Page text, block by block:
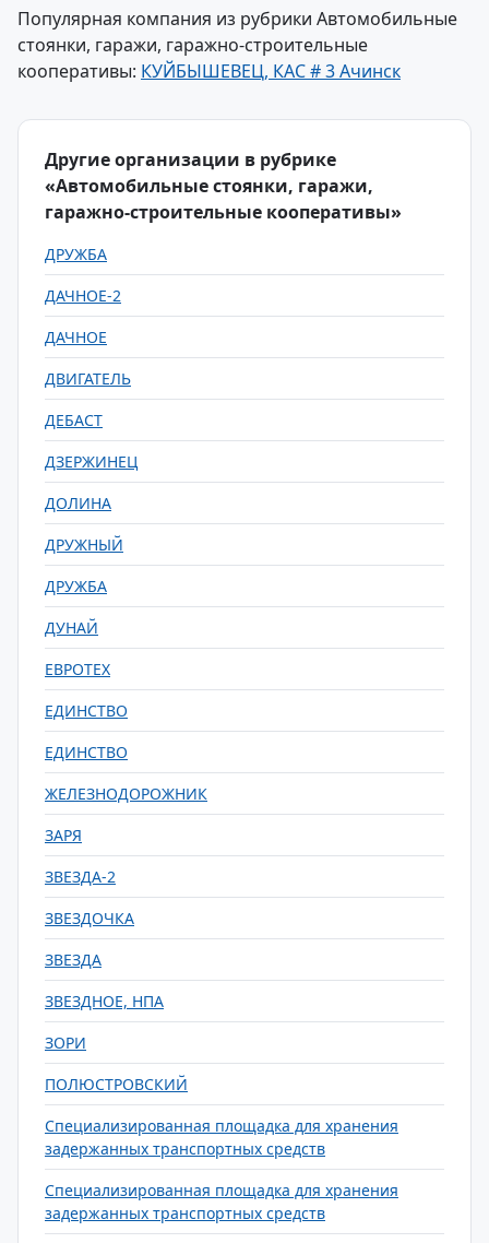
Популярная компания из рубрики Автомобильные
стоянки, гаражи, гаражно-строительные
кооперативы: КУЙБЫШЕВЕЦ, КАС # 3 Ачинск
Другие организации в рубрике
«Автомобильные стоянки, гаражи,
гаражно-строительные кооперативы»
ДРУЖБА
ДАЧНОЕ-2
ДАЧНОЕ
ДВИГАТЕЛЬ
ДЕБАСТ
ДЗЕРЖИНЕЦ
ДОЛИНА
ДРУЖНЫЙ
ДРУЖБА
ДУНАЙ
ЕВРОТЕХ
ЕДИНСТВО
ЕДИНСТВО
ЖЕЛЕЗНОДОРОЖНИК
ЗАРЯ
ЗВЕЗДА-2
ЗВЕЗДОЧКА
ЗВЕЗДА
ЗВЕЗДНОЕ, НПА
ЗОРИ
ПОЛЮСТРОВСКИЙ
Специализированная площадка для хранения
задержанных транспортных средств
Специализированная площадка для хранения
задержанных транспортных средств